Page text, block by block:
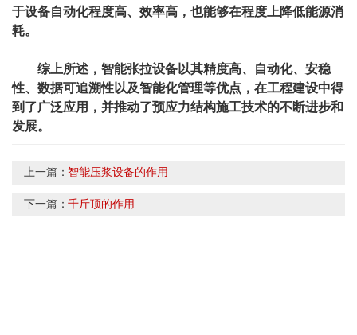
于设备自动化程度高、效率高，也能够在程度上降低能源消
耗。
综上所述，智能张拉设备以其精度高、自动化、安稳
性、数据可追溯性以及智能化管理等优点，在工程建设中得
到了广泛应用，并推动了预应力结构施工技术的不断进步和
发展。
上一篇：智能压浆设备的作用
下一篇：千斤顶的作用